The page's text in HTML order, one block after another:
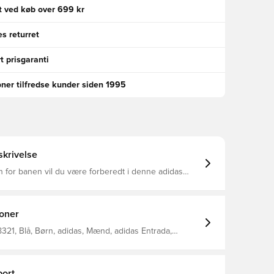
ved køb over 699 kr
returret
prisgaranti
tilfredse kunder siden 1995
for banen vil du være forberedt i denne adidas
Fremstillet af 100 %
repræsenterer dette produkt blot en af vores
med at stoppe plastikaffald. Denne overdel
Blå, Børn, adidas, Mænd, adidas Entrada,